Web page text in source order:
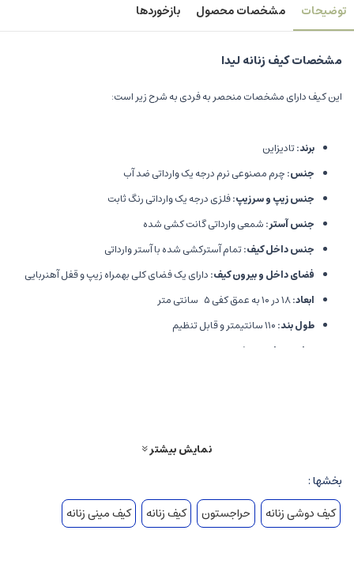
توضیحات مشخصات محصول بازخوردها
مشخصات کیف زنانه لیدا
این کیف دارای مشخصات منحصر به فردی به شرح زیر است:
برند:تادیزاین
جنس:چرم مصنوعی نرم درجه یک وارداتی ضد آب
جنس زیپ و سرزیپ:فلزی درجه یک وارداتی رنگ ثابت
جنس آستر:شمعی وارداتی گانت کشی شده
جنس داخل کیف:تمام آسترکشی شده با آستر وارداتی
فضای داخل و بیرون کیف:دارای یک فضای کلی بهمراه زیپ و قفل آهنربایی
ابعاد:
طول بند:
مناسب برای:
استفاده‌ روزمره و مهمونی
کیف لیدا در رنگ‌های مشکی، کرم روشن، سفید، آبی،صورتی و نسکافه‌ای موجود
است.
نمایش بیشتر
بخشها :
کیف دوشی زنانه
حراجستون کیف زنانه کیف مینی زنانه